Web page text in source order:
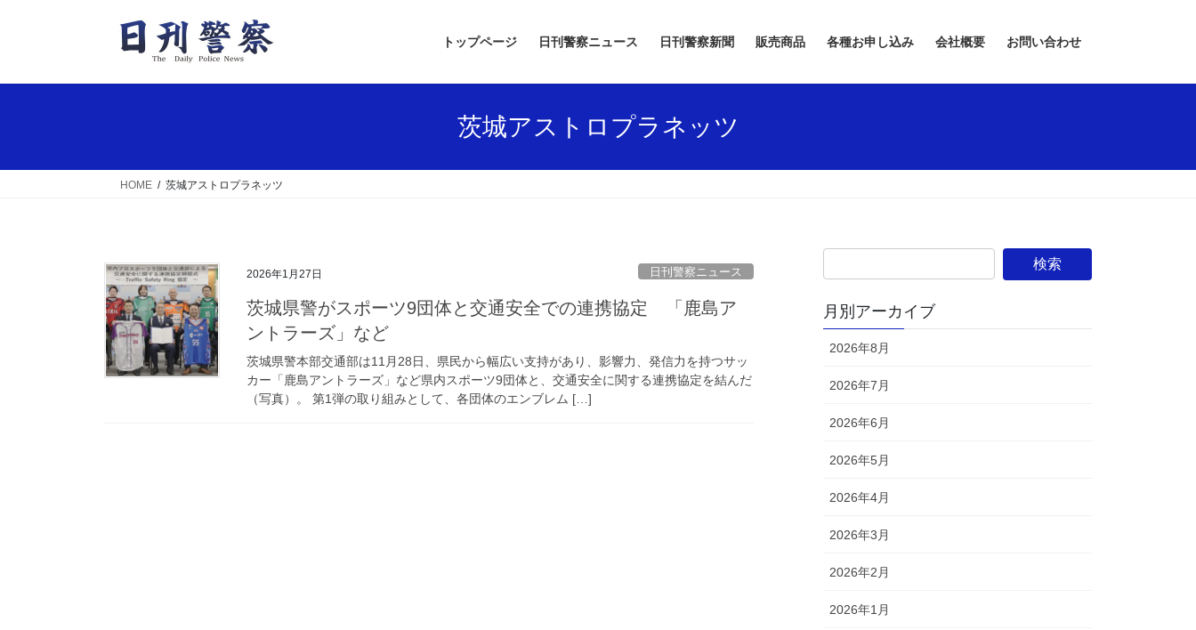
トップページ 日刊警察ニュース 日刊警察新聞 販売商品 各種お申し込み 会社概要 お問い合わせ
茨城アストロプラネッツ
HOME 茨城アストロプラネッツ
2026年1月27日 日刊警察ニュース
茨城県警がスポーツ9団体と交通安全での連携協定 「鹿島ア
ントラーズ」など
茨城県警本部交通部は11月28日、県民から幅広い支持があり、影響力、発信力を持つサッ
カー「鹿島アントラーズ」など県内スポーツ9団体と、交通安全に関する連携協定を結んだ
（写真）。 第1弾の取り組みとして、各団体のエンブレム […]
月別アーカイブ
2026年8月
2026年7月
2026年6月
2026年5月
2026年4月
2026年3月
2026年2月
2026年1月